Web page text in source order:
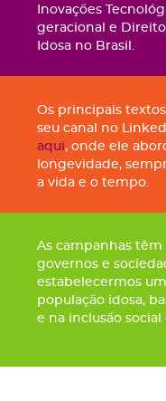
Inovações
geracional e
Idosa no Brasil.
Os principais
seu canal no
aqui, onde ele
longevidade,
a vida e o tempo.
As campanhas
governos e
estabelecermos
população idosa,
e na inclusão